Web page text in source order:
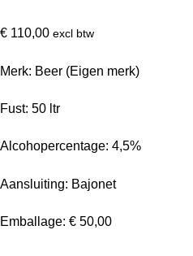
€ 110,00 excl btw
Merk: Beer (Eigen merk)
Fust: 50 ltr
Alcohopercentage: 4,5%
Aansluiting: Bajonet
Emballage: € 50,00